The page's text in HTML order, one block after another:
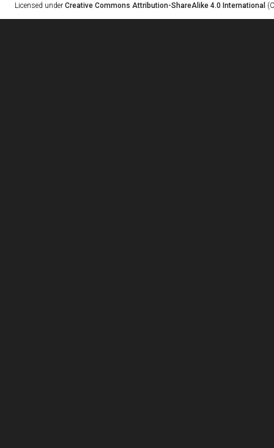
Licensed under Creative Commons Attribution-ShareAlike 4.0 International